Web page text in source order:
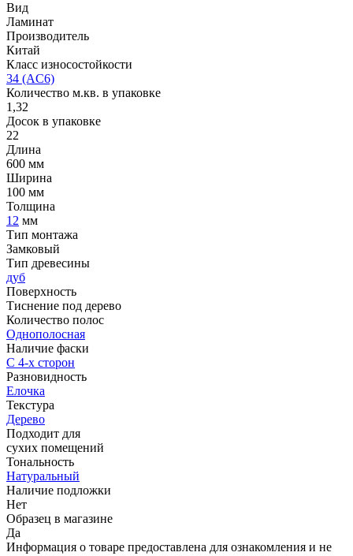
Вид
Ламинат
Производитель
Китай
Класс износостойкости
34 (AC6)
Количество м.кв. в упаковке
1,32
Досок в упаковке
22
Длина
600 мм
Ширина
100 мм
Толщина
12 мм
Тип монтажа
Замковый
Тип древесины
дуб
Поверхность
Тиснение под дерево
Количество полос
Однополосная
Наличие фаски
С 4-х сторон
Разновидность
Елочка
Текстура
Дерево
Подходит для
cухих помещений
Тональность
Натуральный
Наличие подложки
Нет
Образец в магазине
Да
Информация о товаре предоставлена для ознакомления и не